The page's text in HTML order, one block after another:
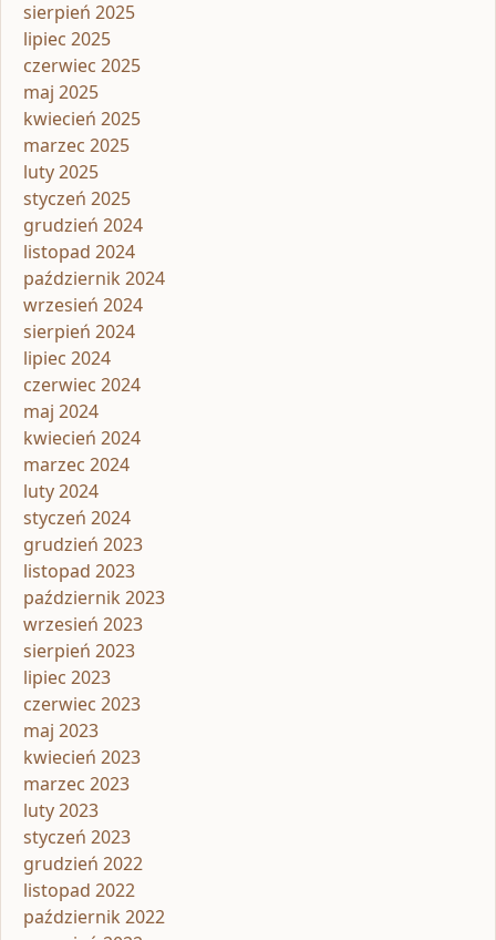
sierpień 2025
lipiec 2025
czerwiec 2025
maj 2025
kwiecień 2025
marzec 2025
luty 2025
styczeń 2025
grudzień 2024
listopad 2024
październik 2024
wrzesień 2024
sierpień 2024
lipiec 2024
czerwiec 2024
maj 2024
kwiecień 2024
marzec 2024
luty 2024
styczeń 2024
grudzień 2023
listopad 2023
październik 2023
wrzesień 2023
sierpień 2023
lipiec 2023
czerwiec 2023
maj 2023
kwiecień 2023
marzec 2023
luty 2023
styczeń 2023
grudzień 2022
listopad 2022
październik 2022